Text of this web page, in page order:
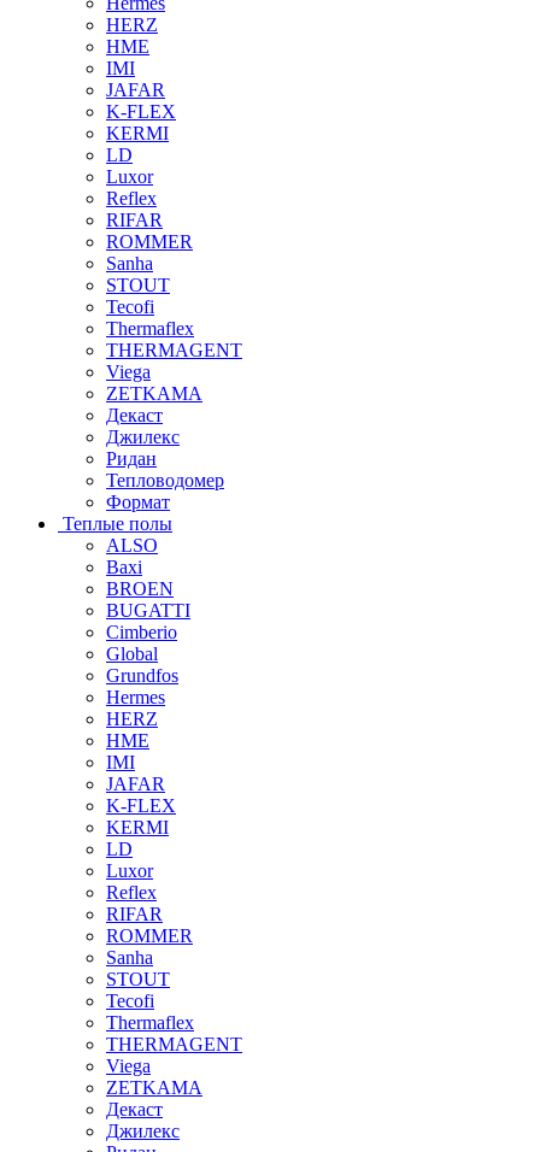
HERZ
HME
IMI
JAFAR
K-FLEX
KERMI
LD
Luxor
Reflex
RIFAR
ROMMER
Sanha
STOUT
Tecofi
Thermaflex
THERMAGENT
Viega
ZETKAMA
Декаст
Джилекс
Ридан
Тепловодомер
Формат
Теплые полы
ALSO
Baxi
BROEN
BUGATTI
Cimberio
Global
Grundfos
Hermes
HERZ
HME
IMI
JAFAR
K-FLEX
KERMI
LD
Luxor
Reflex
RIFAR
ROMMER
Sanha
STOUT
Tecofi
Thermaflex
THERMAGENT
Viega
ZETKAMA
Декаст
Джилекс